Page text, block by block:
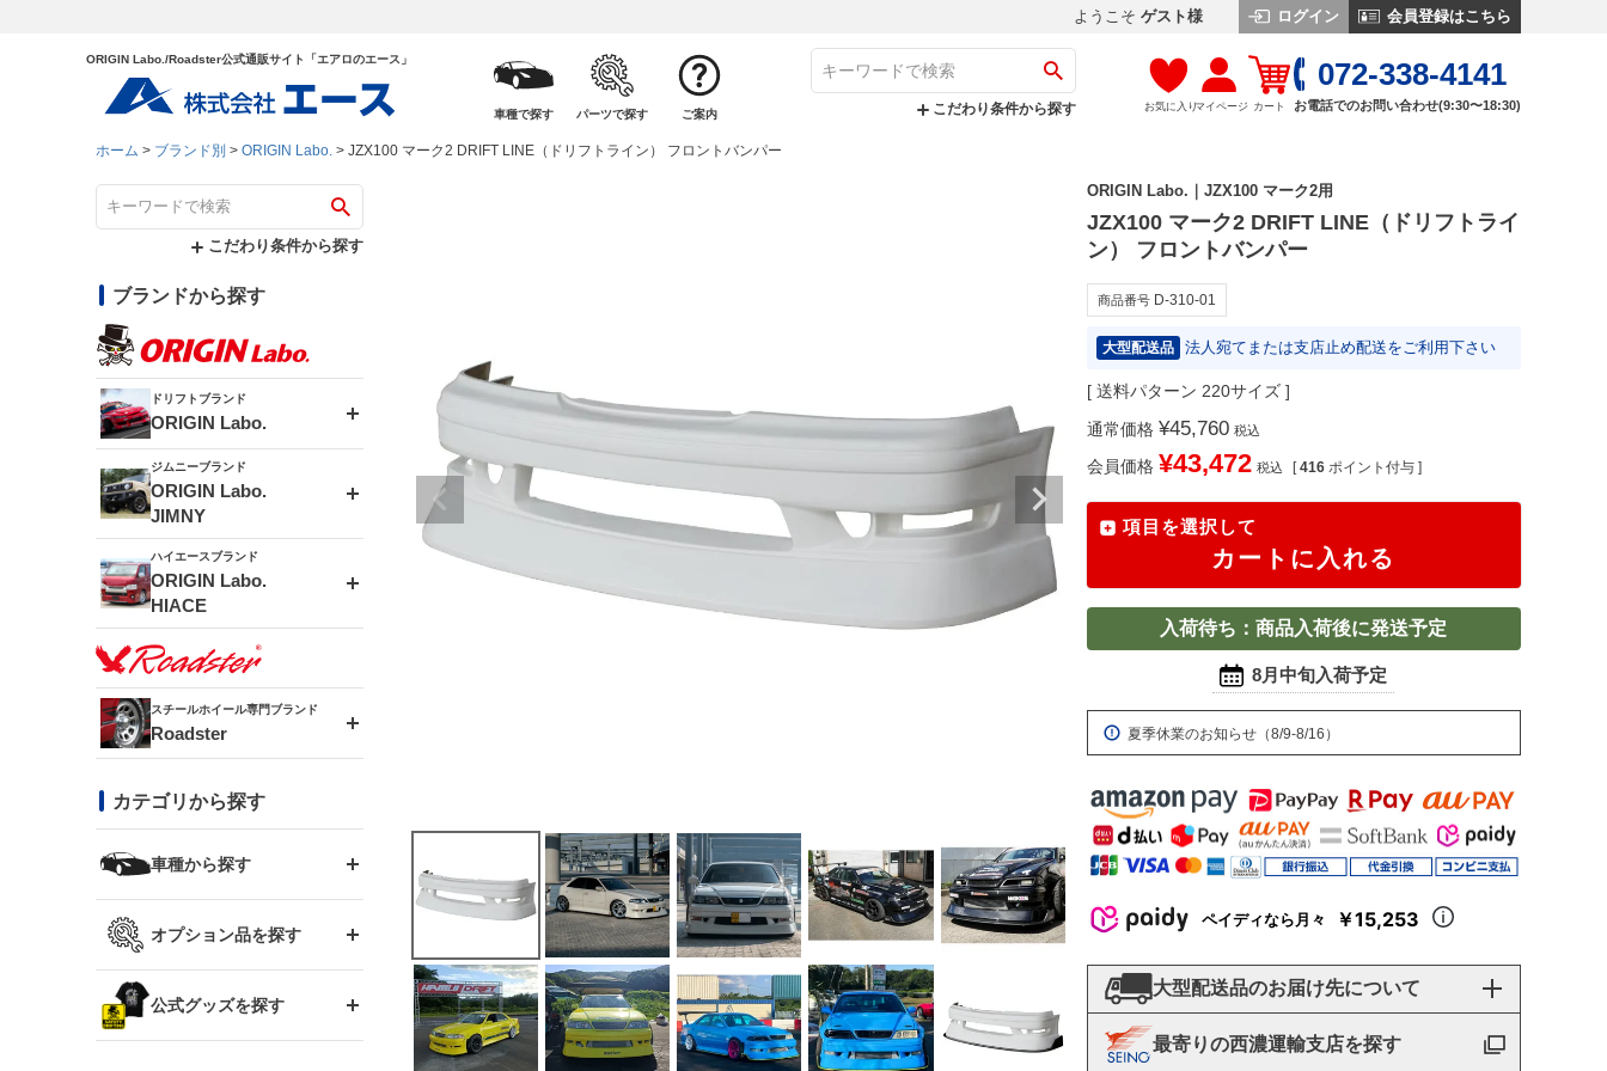
ようこそ ゲスト様 ログイン 会員登録はこちら
ORIGIN Labo./Roadster公式通販サイト「エアロのエース」
車種で探す パーツで探す ご案内 こだわり条件から探す お気に入りマイページ カート
072-338-4141
お電話でのお問い合わせ(9:30〜18:30)
ホーム ブランド別 ORIGIN Labo. JZX100 マーク2 DRIFT LINE（ドリフトライン） フロントバンパー
こだわり条件から探す
ブランドから探す
ドリフトブランド
ORIGIN Labo.
エアロシリーズ
ドリフトライン
風神(180SX)
雷神(S15)
龍神(チェイサー)
レーシングライン
アタックライン
ストリームライン
スタイリッシュライン
フロントフェンダー
リアフェンダー
ブラッシュフェンダー
コンバットアイ
GTウイング
リアウイング
ルーフウイング
ボンネット
ジムニーブランド
ORIGIN Labo.
JIMNY
アルミホイール
MUD-ZEUS
アルミホイール
MUD-SR7
MUD-S7
ボンネット
フェンダー
サイドパーツ
ハイエースブランド
ORIGIN Labo.
HIACE
エアロシリーズ
LUX MODEL SP
LUX MODEL
RUGGER MODEL
GROUND MODEL
PHANTOM LIP
オーバーフェンダー
リアウイング
スムージングバンパー
ワイパーガード
内装パーツ
スチールホイール専門ブランド
Roadster
DAYTONA-RS
DAYTONA-RS NEO
まつど家 鉄漢
まつど家 鉄心
カテゴリから探す
車種から探す
トヨタ
シルビア S13
スズキ
オプション品を探す
GTウイング用ラダー
公式グッズを探す
ORIGIN Labo.｜JZX100 マーク2用
JZX100 マーク2 DRIFT LINE（ドリフトライ
ン） フロントバンパー
商品番号 D-310-01
大型配送品 法人宛てまたは支店止め配送をご利用下さい
送料パターン 220サイズ
通常価格 ¥45,760 税込
会員価格 ¥43,472 税込 [ 416 ポイント付与 ]
項目を選択して
カートに入れる
入荷待ち：商品入荷後に発送予定
8月中旬入荷予定
夏季休業のお知らせ（8/9-8/16）
ペイディなら月々 ￥15,253
大型配送品のお届け先について
最寄りの西濃運輸支店を探す